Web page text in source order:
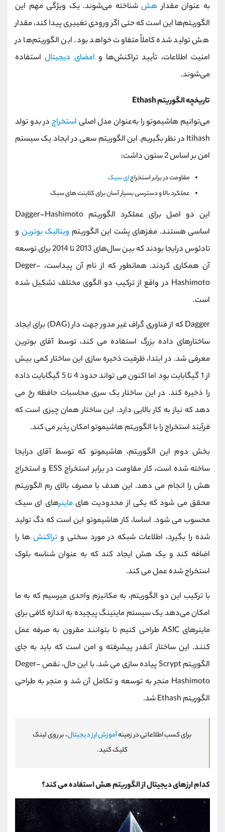
به عنوان مقدار هششناخته می‌شوند. یک ویژگی مهم این
الگوریتم‌ها این است که حتی اگر ورودی تغییری پیدا کند، مقدار
هش تولید شده کاملاً متفاوت خواهد بود. این الگوریتم‌ها در
امنیت اطلاعات، تأیید تراکنش‌ها و امضای دیجیتالاستفاده
می‌شوند.
تاریخچه الگوریتم Ethash
می‌توانیم هاشیموتو را به‌عنوان مدل اصلی استخراج در بدو تولد
Itihash در نظر بگیریم. این الگوریتم سعی در ایجاد یک سیستم
امن بر اساس 2 ستون داشت:
مقاومت در برابر استخراجای سیک
عملکرد بالا و دسترسی بسیار آسان برای کلاینت های سبک
این دو اصل برای عملکرد الگوریتم Dagger-Hashimoto
اساسی هستند. مغزهای پشت این الگوریتم ویتالیک بوترین و
تادئوس درایجا بودند که بین سال‌های 2013 تا 2014 برای توسعه
آن همکاری کردند. همانطور که از نام آن پیداست، Deger-
Hashimoto در واقع از ترکیب دو الگوی مختلف تشکیل شده
است.
Dagger که از فناوری گراف غیر مدور جهت دار (DAG) برای ایجاد
ساختارهای داده بزرگ استفاده می کند، توسط آقای بوترین
معرفی شد. در ابتدا، ظرفیت ذخیره سازی این ساختار کمی بیش
از 1 گیگابایت بود اما اکنون می تواند حدود 4 تا 5 گیگابایت داده
را ذخیره کند. در این ساختار یک سری محاسبات حافظه رخ می
دهد که نیاز به کار بالایی دارد. این ساختار همان چیزی است که
فرآیند استخراج را با الگوریتم هاشیموتو امکان پذیر می کند.
بخش دوم این الگوریتم، هاشیموتو که توسط آقای درایجا
ساخته شده است، کار مقاومت در برابر استخراج ESS و استخراج
هش را انجام می دهد. این هدف با مصرف بالای رم الگوریتم
محقق می شود که یکی از محدودیت هایماینرهای ای سیک
محسوب می شود. اساسا، کار هاشیموتو این است که دگ تولید
شده را بگیرد، اطلاعات شبکه در مورد سختی وتراکنش ها را
اضافه کند و یک هش ایجاد کند که به عنوان شناسه بلوک
استخراج شده عمل می کند.
با ترکیب این دو الگوریتم، به مکانیزم واحدی میرسیم که به ما
امکان می‌دهد یک سیستم ماینینگ پیچیده به اندازه کافی برای
ماینرهای ASIC طراحی کنیم تا بتوانند مقرون به صرفه عمل
کنند. این ساختار آنقدر پیشرفته و امن است که باید به جای
الگوریتم Scrypt پیاده سازی می شد. با این حال، نقص Deger-
Hashimoto منجر به توسعه و تکامل آن شد و منجر به طراحی
الگوریتم Ethash شد.
برای کسب اطلاعاتی در زمینهآموزش ارز دیجیتال، بر روی لینک
کلیک کنید.
کدام ارزهای دیجیتال از الگوریتم هش استفاده می کند؟